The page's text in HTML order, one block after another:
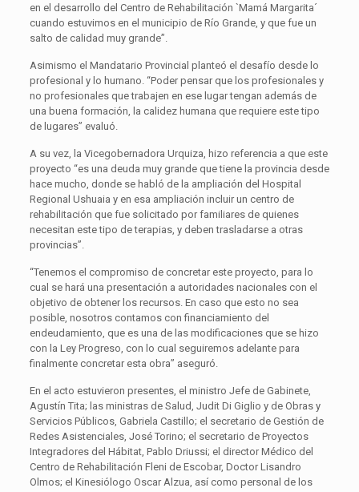
en el desarrollo del Centro de Rehabilitación `Mamá Margarita´
cuando estuvimos en el municipio de Río Grande, y que fue un
salto de calidad muy grande”.
Asimismo el Mandatario Provincial planteó el desafío desde lo
profesional y lo humano. “Poder pensar que los profesionales y
no profesionales que trabajen en ese lugar tengan además de
una buena formación, la calidez humana que requiere este tipo
de lugares” evaluó.
A su vez, la Vicegobernadora Urquiza, hizo referencia a que este
proyecto “es una deuda muy grande que tiene la provincia desde
hace mucho, donde se habló de la ampliación del Hospital
Regional Ushuaia y en esa ampliación incluir un centro de
rehabilitación que fue solicitado por familiares de quienes
necesitan este tipo de terapias, y deben trasladarse a otras
provincias”.
“Tenemos el compromiso de concretar este proyecto, para lo
cual se hará una presentación a autoridades nacionales con el
objetivo de obtener los recursos. En caso que esto no sea
posible, nosotros contamos con financiamiento del
endeudamiento, que es una de las modificaciones que se hizo
con la Ley Progreso, con lo cual seguiremos adelante para
finalmente concretar esta obra” aseguró.
En el acto estuvieron presentes, el ministro Jefe de Gabinete,
Agustín Tita; las ministras de Salud, Judit Di Giglio y de Obras y
Servicios Públicos, Gabriela Castillo; el secretario de Gestión de
Redes Asistenciales, José Torino; el secretario de Proyectos
Integradores del Hábitat, Pablo Driussi; el director Médico del
Centro de Rehabilitación Fleni de Escobar, Doctor Lisandro
Olmos; el Kinesiólogo Oscar Alzua, así como personal de los